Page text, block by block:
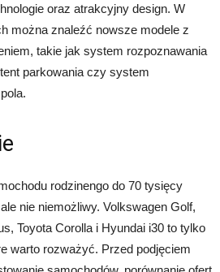
oraz atrakcyjny design. W
można znaleźć nowsze modele z
takie jak system rozpoznawania
parkowania czy system
rodzinengo do 70 tysięcy
nie niemożliwy. Volkswagen Golf,
Toyota Corolla i Hyundai i30 to tylko
warto rozważyć. Przed podjęciem